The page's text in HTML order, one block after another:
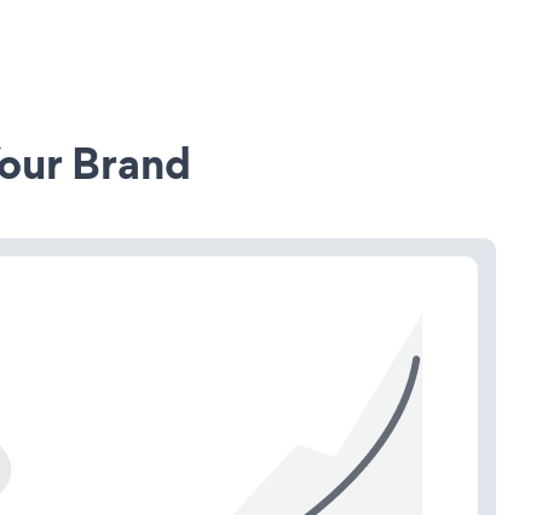
Brand